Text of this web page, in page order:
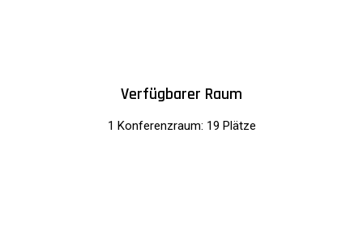
Verfügbarer Raum
1 Konferenzraum: 19 Plätze